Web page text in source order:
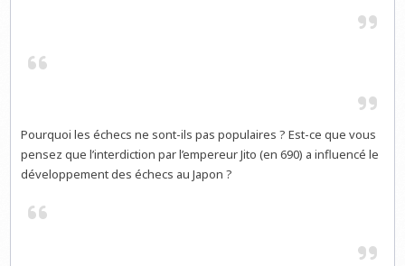
Pourquoi les échecs ne sont-ils pas populaires ? Est-ce que vous
pensez que l’interdiction par l’empereur Jito (en 690) a influencé le
développement des échecs au Japon ?